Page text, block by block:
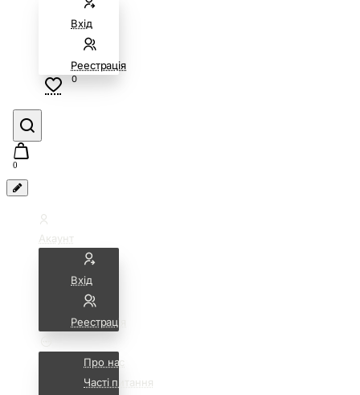
Вхід
Реестрація
0
0
Акаунт
Вхід
Реестрація
Про нас
Часті питання